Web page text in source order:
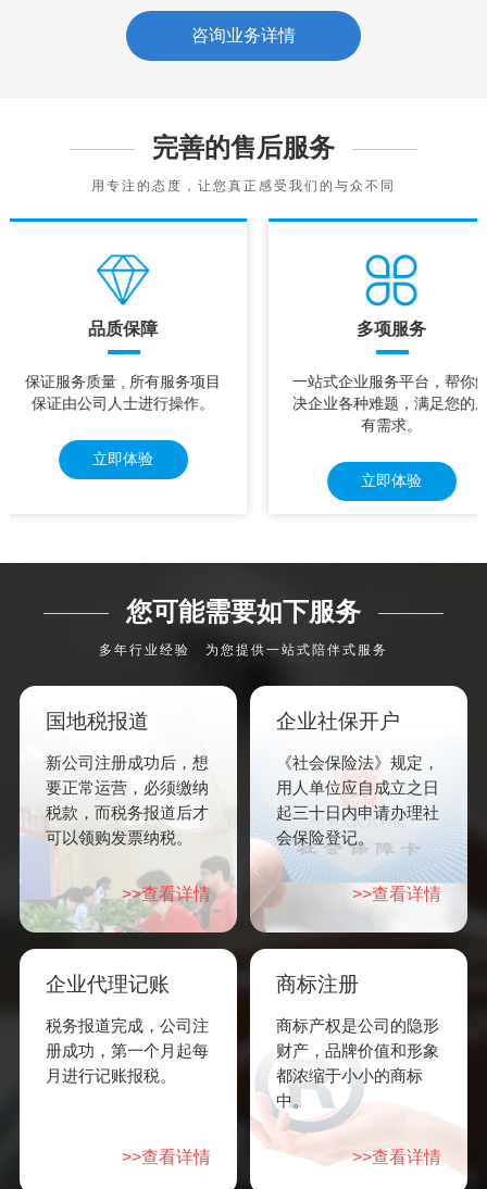
咨询业务详情
完善的售后服务
用专注的态度，让您真正感受我们的与众不同
品质保障
保证服务质量 , 所有服务项目
保证由公司人士进行操作。
立即体验
多项服务
一站式企业服务平台，帮你
决企业各种难题，满足您的
有需求。
立即体验
您可能需要如下服务
多年行业经验 为您提供一站式陪伴式服务
国地税报道
新公司注册成功后，想
要正常运营，必须缴纳
税款，而税务报道后才
可以领购发票纳税。
>>查看详情
企业社保开户
《社会保险法》规定，
用人单位应自成立之日
起三十日内申请办理社
会保险登记。
>>查看详情
企业代理记账
税务报道完成，公司注
册成功，第一个月起每
月进行记账报税。
>>查看详情
商标注册
商标产权是公司的隐形
财产，品牌价值和形象
都浓缩于小小的商标
中。
>>查看详情